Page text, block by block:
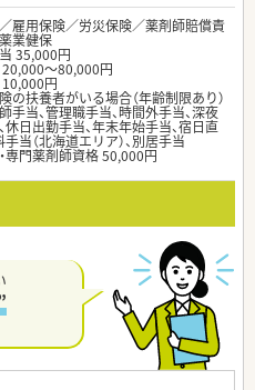
雇用保険／労災保険／薬剤師賠償責
業健保
35,000円
～80,000円
円
の扶養者がいる場合（年齢制限あり）
手当、管理職手当、時間外手当、深夜
休日出勤手当、年末年始手当、宿日直
手当（北海道エリア）、別居手当
専門薬剤師資格 50,000円